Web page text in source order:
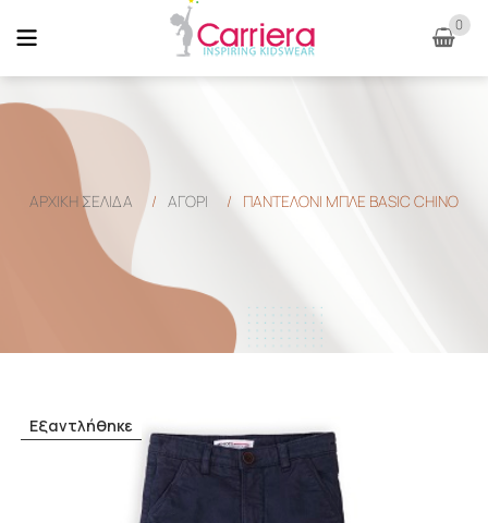
0
ΑΡΧΙΚΉ ΣΕΛΊΔΑ / ΑΓΟΡΙ / ΠΑΝΤΕΛΟΝΙ ΜΠΛΕ BASIC CHINO
Εξαντλήθηκε